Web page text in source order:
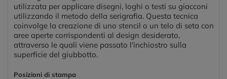
utilizzata per applicare disegni, loghi o testi su giacconi
utilizzando il metodo della serigrafia. Questa tecnica
coinvolge la creazione di uno stencil o un telo di seta con
aree aperte corrispondenti al design desiderato,
attraverso le quali viene passato l'inchiostro sulla
superficie del giubbotto.
Posizioni di stampa